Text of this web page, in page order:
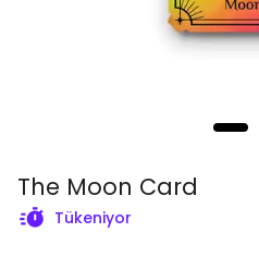
The Moon Card
Tükeniyor